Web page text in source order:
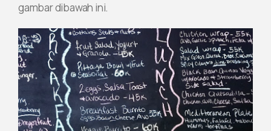
gambar dibawah ini.